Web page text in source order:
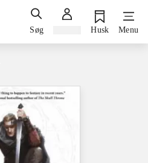
Søg Husk Menu